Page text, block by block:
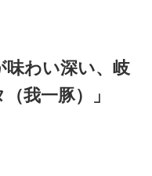
味わい深い、岐
我一豚）」